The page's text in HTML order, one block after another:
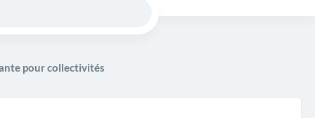
pour collectivités